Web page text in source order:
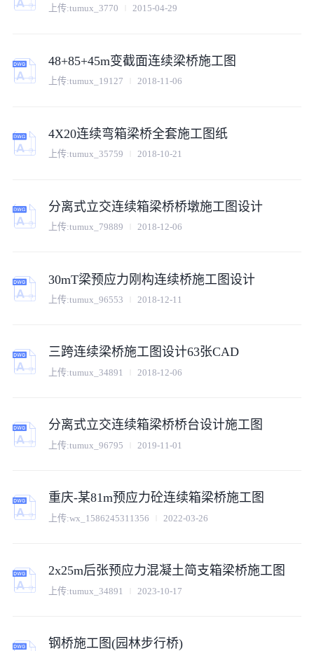
上传:tumux_3770 2015-04-29
48+85+45m变截面连续梁桥施工图
上传:tumux_19127 2018-11-06
4X20连续弯箱梁桥全套施工图纸
上传:tumux_35759 2018-10-21
分离式立交连续箱梁桥桥墩施工图设计
上传:tumux_79889 2018-12-06
30mT梁预应力刚构连续桥施工图设计
上传:tumux_96553 2018-12-11
三跨连续梁桥施工图设计63张CAD
上传:tumux_34891 2018-12-06
分离式立交连续箱梁桥桥台设计施工图
上传:tumux_96795 2019-11-01
重庆-某81m预应力砼连续箱梁桥施工图
上传:wx_1586245311356 2022-03-26
2x25m后张预应力混凝土简支箱梁桥施工图
上传:tumux_34891 2023-10-17
钢桥施工图(园林步行桥)